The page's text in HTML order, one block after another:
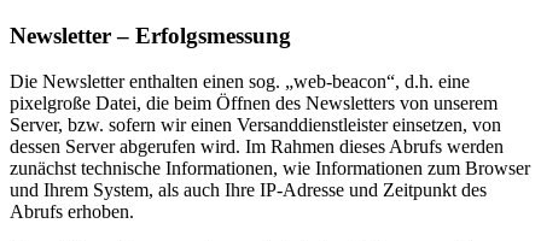
Newsletter – Erfolgsmessung
Die Newsletter enthalten einen sog. „web-beacon“, d.h. eine
pixelgroße Datei, die beim Öffnen des Newsletters von unserem
Server, bzw. sofern wir einen Versanddienstleister einsetzen, von
dessen Server abgerufen wird. Im Rahmen dieses Abrufs werden
zunächst technische Informationen, wie Informationen zum Browser
und Ihrem System, als auch Ihre IP-Adresse und Zeitpunkt des
Abrufs erhoben.